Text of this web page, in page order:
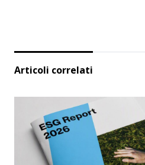
Articoli correlati